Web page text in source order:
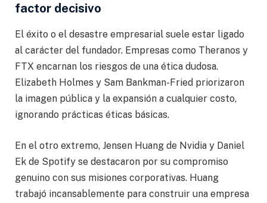
factor decisivo
El éxito o el desastre empresarial suele estar ligado
al carácter del fundador. Empresas como Theranos y
FTX encarnan los riesgos de una ética dudosa.
Elizabeth Holmes y Sam Bankman-Fried priorizaron
la imagen pública y la expansión a cualquier costo,
ignorando prácticas éticas básicas.
En el otro extremo, Jensen Huang de Nvidia y Daniel
Ek de Spotify se destacaron por su compromiso
genuino con sus misiones corporativas. Huang
trabajó incansablemente para construir una empresa